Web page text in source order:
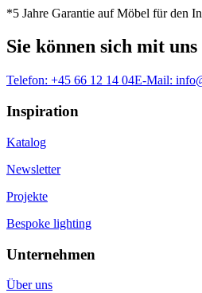
*5 Jahre Garantie auf Möbel für den
Sie können sich mit
Telefon: +45 66 12 14 04E-Mail:
Inspiration
Katalog
Newsletter
Projekte
Bespoke lighting
Unternehmen
Über uns